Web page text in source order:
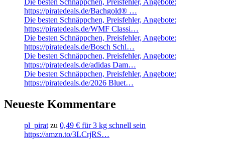
Die besten Schnäppchen, Preisfehler, Angebote:
https://piratedeals.de/Bachgold® …
Die besten Schnäppchen, Preisfehler, Angebote:
https://piratedeals.de/WMF Classi…
Die besten Schnäppchen, Preisfehler, Angebote:
https://piratedeals.de/Bosch Schl…
Die besten Schnäppchen, Preisfehler, Angebote:
https://piratedeals.de/adidas Dam…
Die besten Schnäppchen, Preisfehler, Angebote:
https://piratedeals.de/2026 Bluet…
Neueste Kommentare
pl_pirat zu 0,49 € für 3 kg schnell sein
https://amzn.to/3LCrjRS…